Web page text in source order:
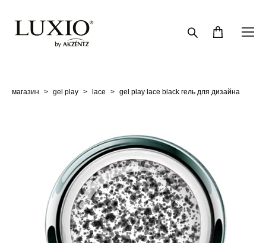
магазин > gel play > lace > gel play lace black гель для дизайна